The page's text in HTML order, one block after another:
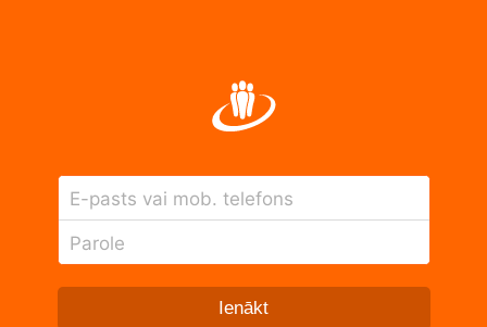
E-pasts vai mob. telefons
Parole
Ienākt